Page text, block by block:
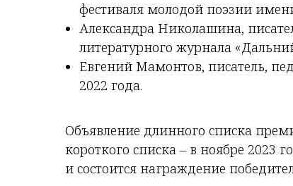
фестиваля молодой поэзии
Александра Николашина,
литературного журнала
Евгений Мамонтов, писатель,
2022 года.
Объявление длинного списка
короткого списка – в ноябре 2023
и состоится награждение